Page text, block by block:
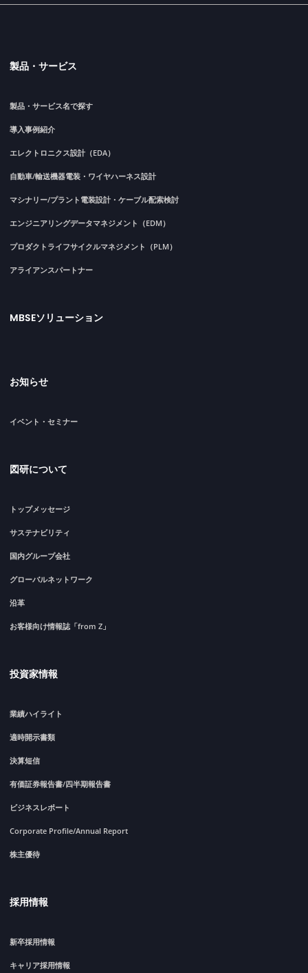
製品・サービス
製品・サービス名で探す
導入事例紹介
エレクトロニクス設計（EDA）
自動車/輸送機器電装・ワイヤハーネス設計
マシナリー/プラント電装設計・ケーブル配索検討
エンジニアリングデータマネジメント（EDM）
プロダクトライフサイクルマネジメント（PLM）
アライアンスパートナー
MBSEソリューション
お知らせ
イベント・セミナー
図研について
トップメッセージ
サステナビリティ
国内グループ会社
グローバルネットワーク
沿革
お客様向け情報誌「from Z」
投資家情報
業績ハイライト
適時開示書類
決算短信
有価証券報告書/四半期報告書
ビジネスレポート
Corporate Profile/Annual Report
株主優待
採用情報
新卒採用情報
キャリア採用情報